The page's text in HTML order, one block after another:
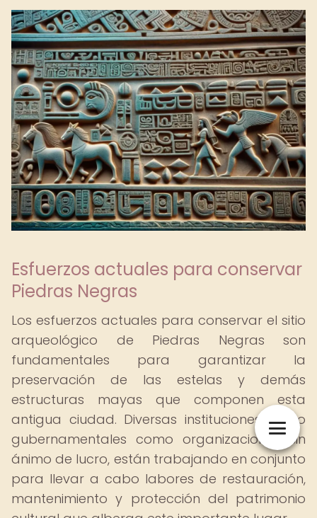
Esfuerzos actuales para conservar
Piedras Negras
Los esfuerzos actuales para conservar el sitio
arqueológico de Piedras Negras son
fundamentales para garantizar la
preservación de las estelas y demás
estructuras mayas que componen esta
antigua ciudad. Diversas instituciones, tanto
gubernamentales como organizaciones sin
ánimo de lucro, están trabajando en conjunto
para llevar a cabo labores de restauración,
mantenimiento y protección del patrimonio